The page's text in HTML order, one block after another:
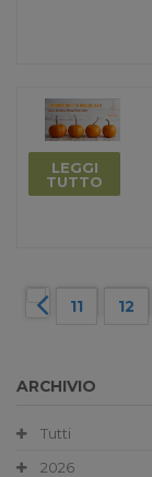
LEGGI
TUTTO
11 12
ARCHIVIO
Tutti
2026